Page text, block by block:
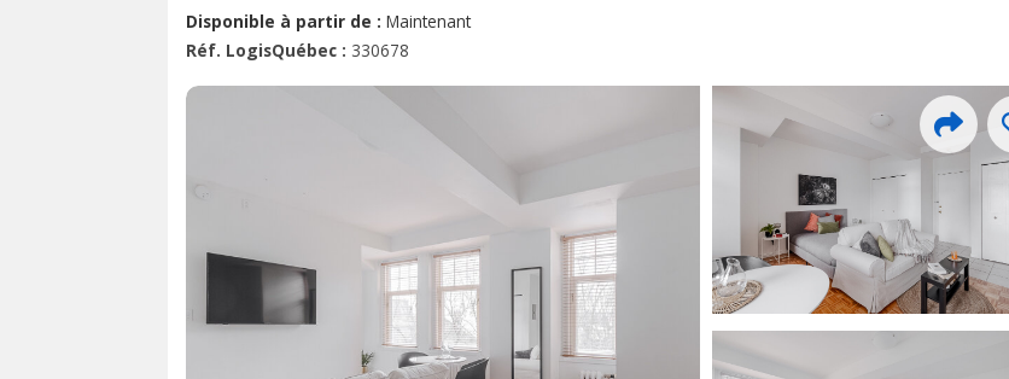
Disponible à partir de : Maintenant
Réf. LogisQuébec : 330678